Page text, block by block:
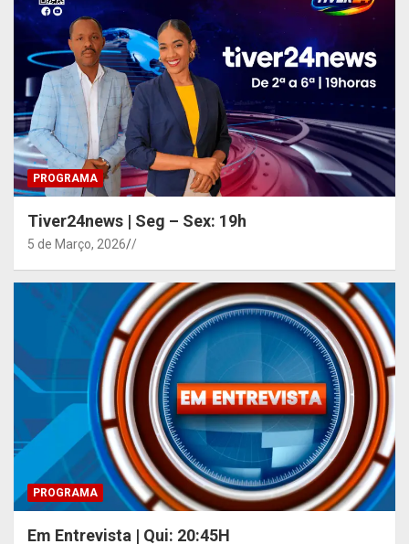
PROGRAMA
Tiver24news | Seg – Sex: 19h
5 de Março, 2026 /
PROGRAMA
Em Entrevista | Qui: 20:45H